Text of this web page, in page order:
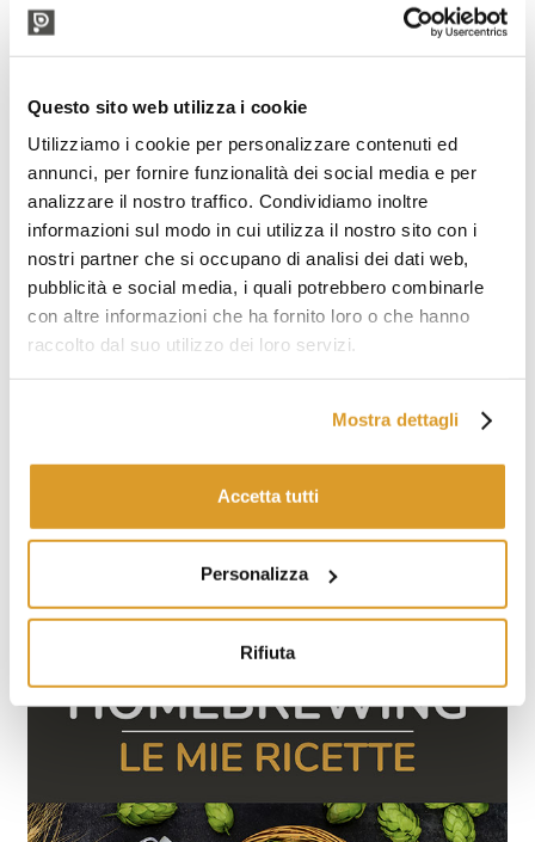
Questo sito web utilizza i cookie
Utilizziamo i cookie per personalizzare contenuti ed
annunci, per fornire funzionalità dei social media e per
analizzare il nostro traffico. Condividiamo inoltre
informazioni sul modo in cui utilizza il nostro sito con i
nostri partner che si occupano di analisi dei dati web,
pubblicità e social media, i quali potrebbero combinarle
con altre informazioni che ha fornito loro o che hanno
raccolto dal suo utilizzo dei loro servizi.
Mostra dettagli
Accetta tutti
Personalizza
Rifiuta